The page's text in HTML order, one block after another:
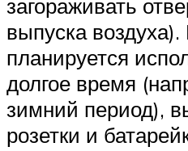
загораживать
выпуска
планируется
долгое время
зимний период),
розетки и